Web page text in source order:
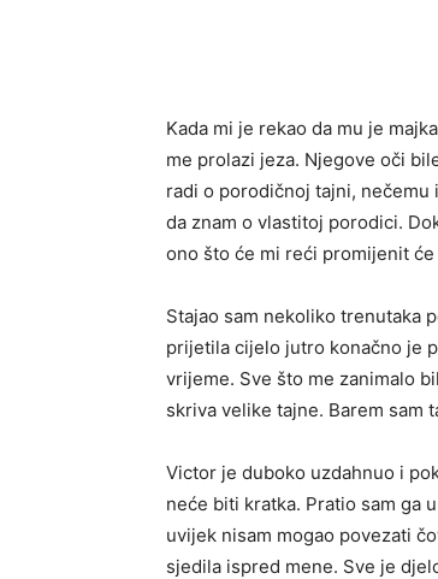
Kada mi je rekao da mu je
me prolazi jeza. Njegove oči
radi o porodičnoj tajni,
da znam o vlastitoj porodici.
ono što će mi reći promijenit
Stajao sam nekoliko trenutaka
prijetila cijelo jutro konačno je
vrijeme. Sve što me zanimalo
skriva velike tajne. Barem sam
Victor je duboko uzdahnuo i
neće biti kratka. Pratio sam ga
uvijek nisam mogao povezati
sjedila ispred mene. Sve je